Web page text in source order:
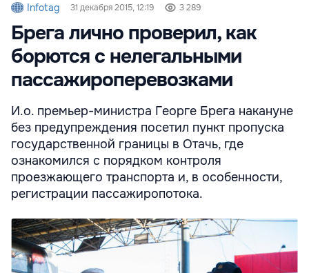
Infotag 31 декабря 2015, 12:19 3 289
Брега лично проверил, как
борются с нелегальными
пассажироперевозками
И.о. премьер-министра Георге Брега накануне
без предупреждения посетил пункт пропуска
государственной границы в Отачь, где
ознакомился с порядком контроля
проезжающего транспорта и, в особенности,
регистрации пассажиропотока.